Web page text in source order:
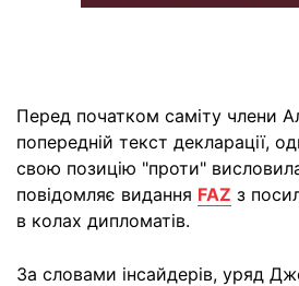
Перед початком саміту члени
попередній текст декларації,
свою позицію "проти"
повідомляє видання FAZ з
в колах дипломатів.
За словами інсайдерів, уряд